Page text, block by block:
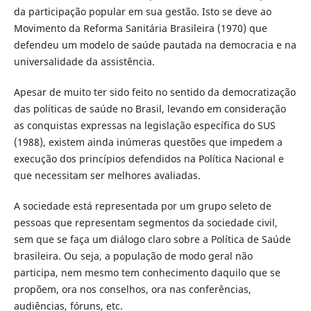
da participação popular em sua gestão. Isto se deve ao
Movimento da Reforma Sanitária Brasileira (1970) que
defendeu um modelo de saúde pautada na democracia e na
universalidade da assistência.
Apesar de muito ter sido feito no sentido da democratização
das políticas de saúde no Brasil, levando em consideração
as conquistas expressas na legislação específica do SUS
(1988), existem ainda inúmeras questões que impedem a
execução dos princípios defendidos na Política Nacional e
que necessitam ser melhores avaliadas.
A sociedade está representada por um grupo seleto de
pessoas que representam segmentos da sociedade civil,
sem que se faça um diálogo claro sobre a Política de Saúde
brasileira. Ou seja, a população de modo geral não
participa, nem mesmo tem conhecimento daquilo que se
propõem, ora nos conselhos, ora nas conferências,
audiências, fóruns, etc.